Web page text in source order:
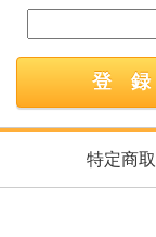
特定商